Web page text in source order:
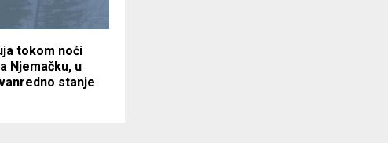
tokom noći
Njemačku, u
stanje